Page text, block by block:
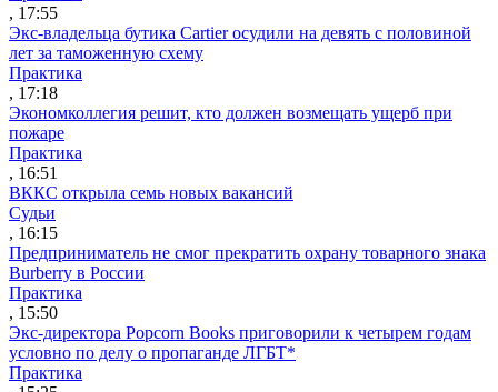
, 17:55
Экс-владельца бутика Cartier осудили на девять с половиной
лет за таможенную схему
Практика
, 17:18
Экономколлегия решит, кто должен возмещать ущерб при
пожаре
Практика
, 16:51
ВККС открыла семь новых вакансий
Судьи
, 16:15
Предприниматель не смог прекратить охрану товарного знака
Burberry в России
Практика
, 15:50
Экс-директора Popcorn Books приговорили к четырем годам
условно по делу о пропаганде ЛГБТ*
Практика